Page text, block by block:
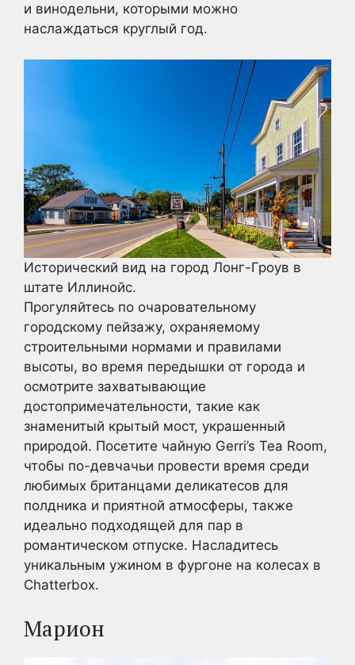
и винодельни, которыми можно
наслаждаться круглый год.
Исторический вид на город Лонг-Гроув в
штате Иллинойс.
Прогуляйтесь по очаровательному
городскому пейзажу, охраняемому
строительными нормами и правилами
высоты, во время передышки от города и
осмотрите захватывающие
достопримечательности, такие как
знаменитый крытый мост, украшенный
природой. Посетите чайную Gerri’s Tea Room,
чтобы по-девчачьи провести время среди
любимых британцами деликатесов для
полдника и приятной атмосферы, также
идеально подходящей для пар в
романтическом отпуске. Насладитесь
уникальным ужином в фургоне на колесах в
Chatterbox.
Марион